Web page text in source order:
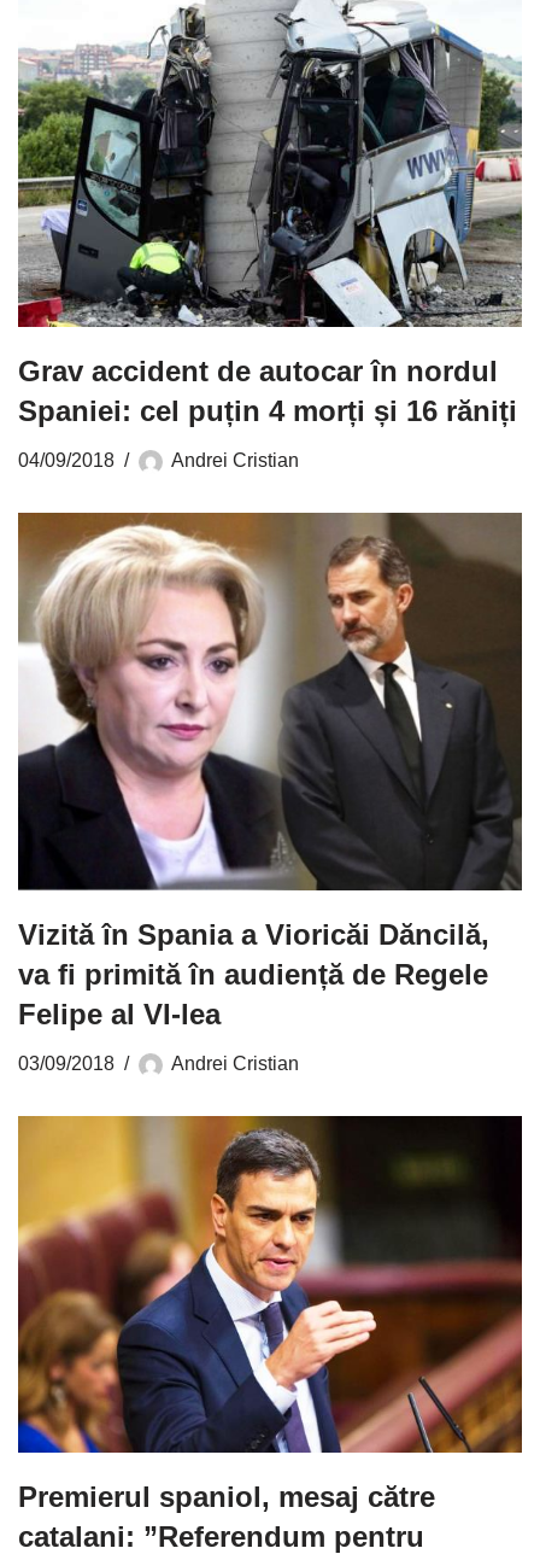
Grav accident de autocar în nordul
Spaniei: cel puțin 4 morți și 16 răniți
04/09/2018 Andrei Cristian
Vizită în Spania a Vioricăi Dăncilă,
va fi primită în audiență de Regele
Felipe al VI-lea
03/09/2018 Andrei Cristian
Premierul spaniol, mesaj către
catalani: ”Referendum pentru